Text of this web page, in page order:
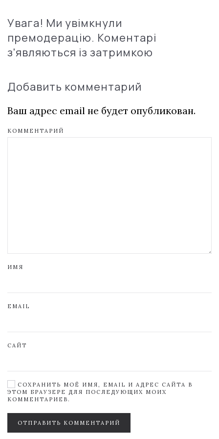
Увага! Ми увімкнули
премодерацію. Коментарі
з'являються із затримкою
Добавить комментарий
Ваш адрес email не будет опубликован.
КОММЕНТАРИЙ
ИМЯ
EMAIL
САЙТ
СОХРАНИТЬ МОЁ ИМЯ, EMAIL И АДРЕС САЙТА В
ЭТОМ БРАУЗЕРЕ ДЛЯ ПОСЛЕДУЮЩИХ МОИХ
КОММЕНТАРИЕВ.
ОТПРАВИТЬ КОММЕНТАРИЙ